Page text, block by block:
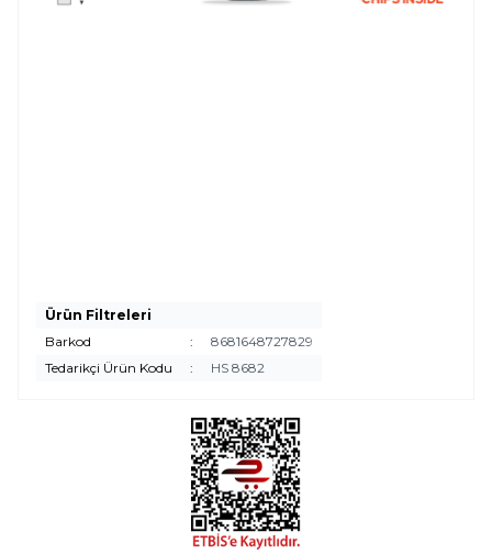
tasarımı ile
oturma
odası,
yemek odası
ve ofis gibi
Ürün Filtreleri
Barkod
:
8681648727829
Tedarikçi Ürün Kodu
: HS 8682